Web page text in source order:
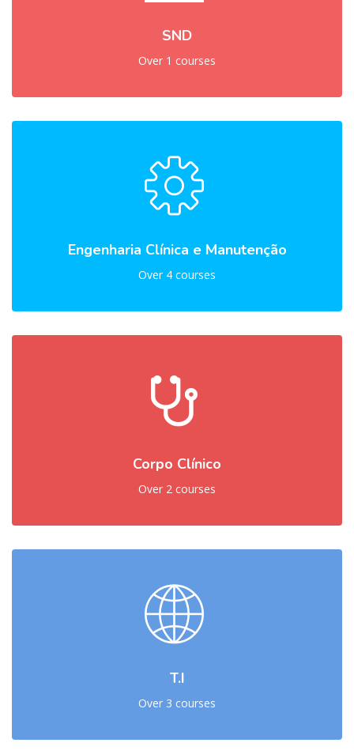
SND
Over 1 courses
Engenharia Clínica e Manutenção
Over 4 courses
Corpo Clínico
Over 2 courses
T.I
Over 3 courses